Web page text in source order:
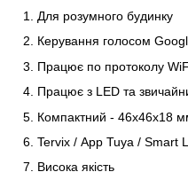
Для розумного будинку
Керування голосом
Працює по протоколу
Працює з LED та
Компактний - 46х46х18
Tervix / Арр Tuya / Smart
Висока якість